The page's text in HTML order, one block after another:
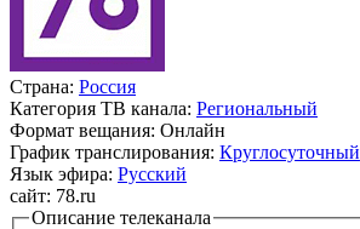
Страна: Россия
Категория ТВ канала: Региональный
Формат вещания: Онлайн
График транслирования: Круглосуточный
Язык эфира: Русский
сайт: 78.ru
Описание телеканала